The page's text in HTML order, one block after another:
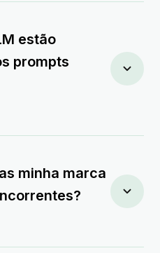
estão
prompts
minha marca